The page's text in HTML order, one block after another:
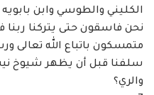
الكليني والطوسي وابن
نحن ‏فاسقون حتى يتركنا ربنا
متمسكون باتباع الله تعالى
سلفنا قبل أن يظهر شيوخ
والري؟ ‏